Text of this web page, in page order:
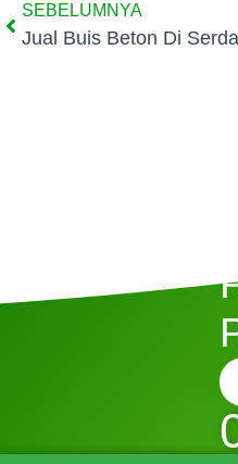
SEBELUMNYA
Jual Buis Beton Di